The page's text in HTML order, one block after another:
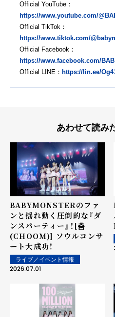
Official YouTube：
https://www.youtube.com/
Official TikTok：
https://www.tiktok.com/
Official Facebook：
https://www.facebook.com/
Official LINE： https://lin.ee/
あわせて読み
BABYMONSTERのファ
ンと揺れ動く圧倒的な『ダ
ンスパーティー』！[춤
(CHOOM)] ソウルコンサ
ート大成功！
ライブ／イベント情報
2026.07.01